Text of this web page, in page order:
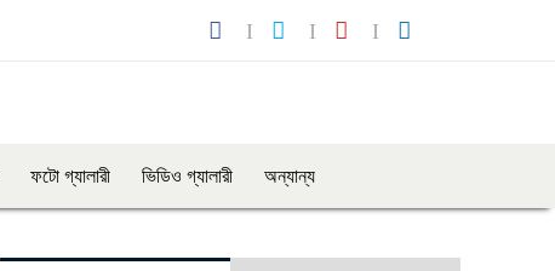
ফটো গ্যালারী ভিডিও গ্যালারী অন্যান্য